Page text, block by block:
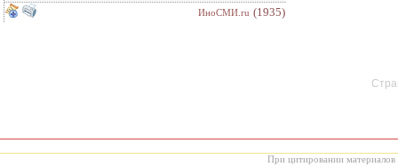
ИноСМИ.ru (1935)
При цитировании материалов